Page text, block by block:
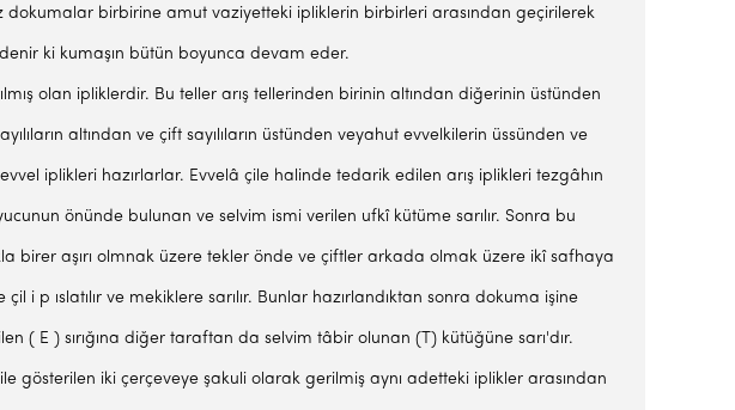
birbirine amut vaziyetteki ipliklerin birbirleri arasından ge­çirilerek
ki kumaşın bütün boyun­ca devam eder.
olan ipliklerdir. Bu teller arış tellerinden bi­rinin altından diğerinin üstünden
altından ve çift sayılıların üstünden veyahut evvelkilerin üssünden ve
iplikleri hazırlarlar. Evvelâ çile halinde teda­rik edilen arış iplikleri tezgâhın
önünde bulunan ve selvim ismi veri­len ufkî kütüme sarılır. Sonra bu
aşırı olmnak üzere tekler önde ve çiftler arkada olmak üzere ikî safhaya
i p ıslatılır ve mekiklere sarılır. Bunlar hazırlandık­tan sonra dokuma işine
( E ) sırı­ğına diğer taraftan da selvim tâbir olunan (T) kütüğüne sarı'dır.
gösterilen iki çerçeveye şakuli olarak gerilmiş aynı adetteki iplikler arasından